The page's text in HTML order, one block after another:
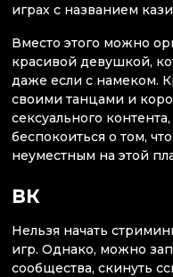
играх с названием
Вместо этого можно
красивой девушкой,
даже если с намеком.
своими танцами и
сексуального
беспокоиться о том,
неуместным на этой
ВК
Нельзя начать
игр. Однако, можно
сообщества, скинуть